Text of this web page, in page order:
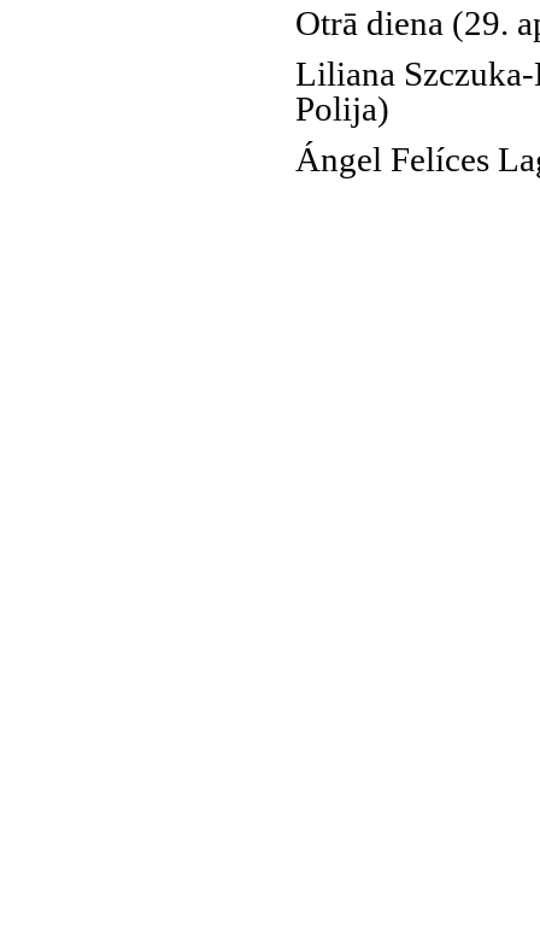
Otrā diena (29.
Liliana
Polija)
Ángel Felíces